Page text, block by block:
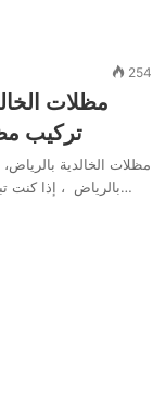
254
مظلات
تركيب
مظلات الخالدية
بالرياض ، إذا كنت تبحث عن أفضل شركات لتنفيذ مظاهر فمن…